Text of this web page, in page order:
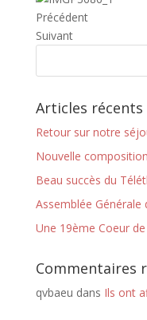
Précédent
Suivant
Articles récents
Retour sur notre
Nouvelle
Beau succès du
Assemblée Générale
Une 19ème Coeur
Commentaires
qvbaeu dans Ils ont